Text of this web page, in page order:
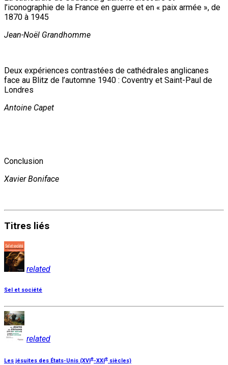
l’iconographie de la France en guerre et en « paix armée », de
1870 à 1945
Jean-Noël Grandhomme
Deux expériences contrastées de cathédrales anglicanes
face au Blitz de l’automne 1940 : Coventry et Saint-Paul de
Londres
Antoine Capet
Conclusion
Xavier Boniface
Titres liés
related
Sel et société
related
Les jésuites des États-Unis (XVI e-XXI e siècles)